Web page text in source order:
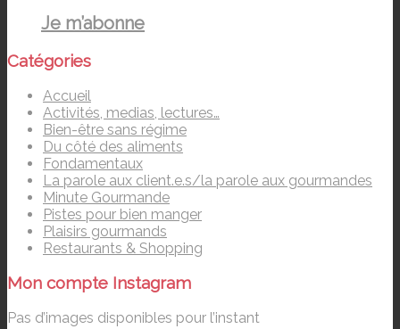
Je m’abonne
Catégories
Accueil
Activités, medias, lectures…
Bien-être sans régime
Du côté des aliments
Fondamentaux
La parole aux client.e.s/la parole aux gourmandes
Minute Gourmande
Pistes pour bien manger
Plaisirs gourmands
Restaurants & Shopping
Mon compte Instagram
Pas d’images disponibles pour l’instant